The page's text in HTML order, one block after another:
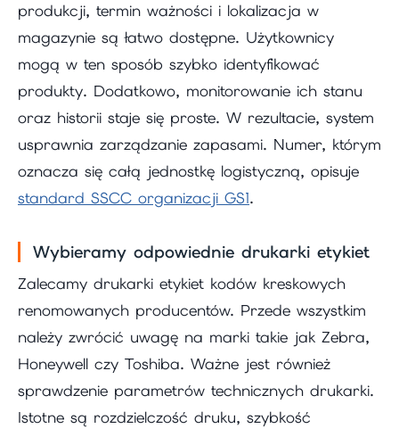
produkcji, termin ważności i lokalizacja w
magazynie są łatwo dostępne. Użytkownicy
mogą w ten sposób szybko identyfikować
produkty. Dodatkowo, monitorowanie ich stanu
oraz historii staje się proste. W rezultacie, system
usprawnia zarządzanie zapasami. Numer, którym
oznacza się całą jednostkę logistyczną, opisuje
standard SSCC organizacji GS1.
Wybieramy odpowiednie drukarki etykiet
Zalecamy drukarki etykiet kodów kreskowych
renomowanych producentów. Przede wszystkim
należy zwrócić uwagę na marki takie jak Zebra,
Honeywell czy Toshiba. Ważne jest również
sprawdzenie parametrów technicznych drukarki.
Istotne są rozdzielczość druku, szybkość